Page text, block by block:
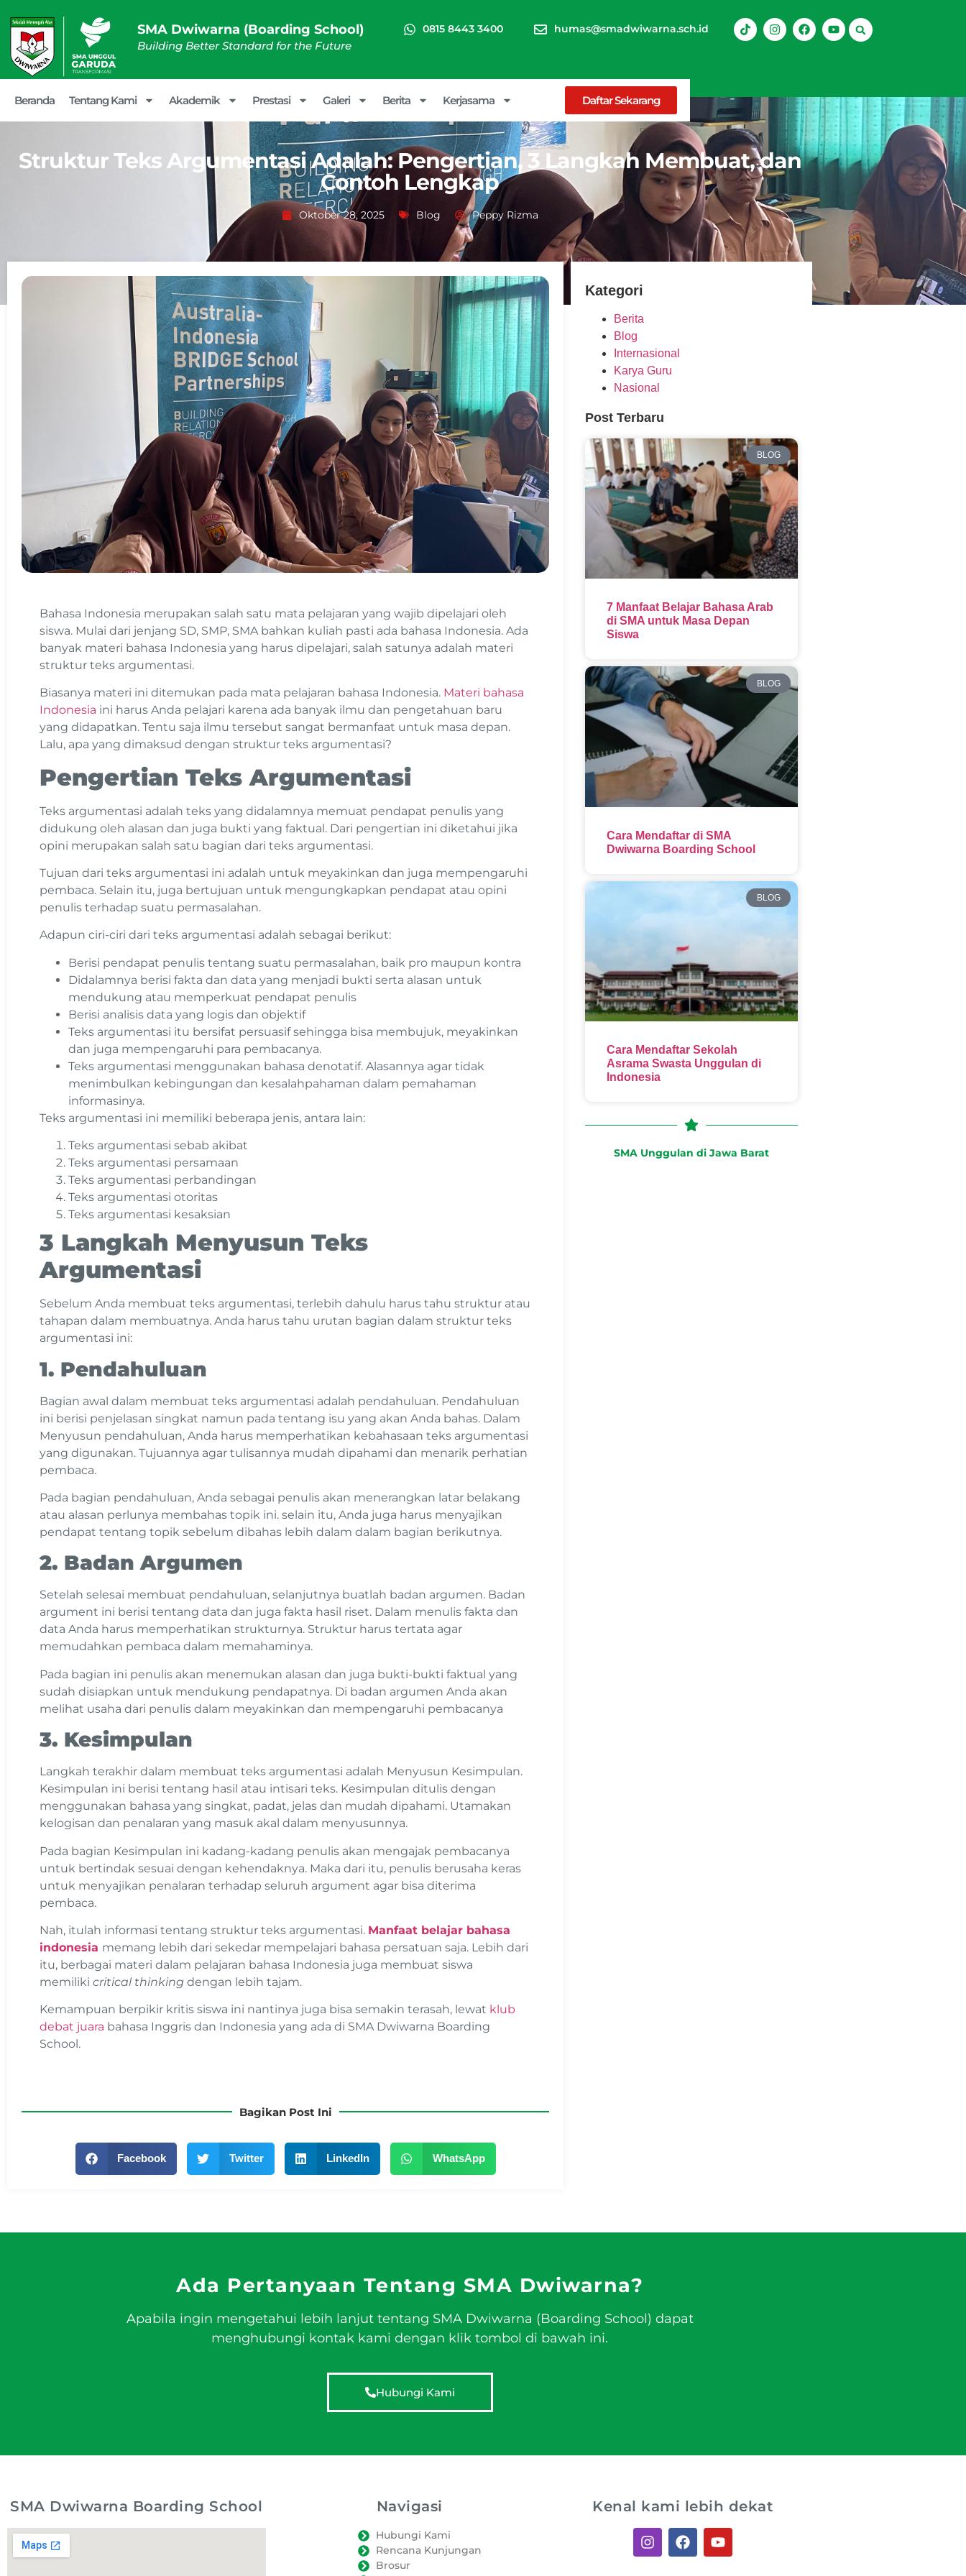
SMA Dwiwarna (Boarding School)
Building Better Standard for the Future
0815 8443 3400 humas@smadwiwarna.sch.id
Beranda Tentang Kami Akademik Prestasi Galeri Berita Kerjasama Daftar Sekarang
Struktur Teks Argumentasi Adalah: Pengertian, 3 Langkah Membuat, dan
Contoh Lengkap
Oktober 28, 2025 Blog Peppy Rizma
Bahasa Indonesia merupakan salah satu mata pelajaran yang wajib dipelajari oleh
siswa. Mulai dari jenjang SD, SMP, SMA bahkan kuliah pasti ada bahasa Indonesia. Ada
banyak materi bahasa Indonesia yang harus dipelajari, salah satunya adalah materi
struktur teks argumentasi.
Biasanya materi ini ditemukan pada mata pelajaran bahasa Indonesia. Materi bahasa
Indonesia ini harus Anda pelajari karena ada banyak ilmu dan pengetahuan baru
yang didapatkan. Tentu saja ilmu tersebut sangat bermanfaat untuk masa depan.
Lalu, apa yang dimaksud dengan struktur teks argumentasi?
Pengertian Teks Argumentasi
Teks argumentasi adalah teks yang didalamnya memuat pendapat penulis yang
didukung oleh alasan dan juga bukti yang faktual. Dari pengertian ini diketahui jika
opini merupakan salah satu bagian dari teks argumentasi.
Tujuan dari teks argumentasi ini adalah untuk meyakinkan dan juga mempengaruhi
pembaca. Selain itu, juga bertujuan untuk mengungkapkan pendapat atau opini
penulis terhadap suatu permasalahan.
Adapun ciri-ciri dari teks argumentasi adalah sebagai berikut:
Berisi pendapat penulis tentang suatu permasalahan, baik pro maupun kontra
Didalamnya berisi fakta dan data yang menjadi bukti serta alasan untuk
mendukung atau memperkuat pendapat penulis
Berisi analisis data yang logis dan objektif
Teks argumentasi itu bersifat persuasif sehingga bisa membujuk, meyakinkan
dan juga mempengaruhi para pembacanya.
Teks argumentasi menggunakan bahasa denotatif. Alasannya agar tidak
menimbulkan kebingungan dan kesalahpahaman dalam pemahaman
informasinya.
Teks argumentasi ini memiliki beberapa jenis, antara lain:
Teks argumentasi sebab akibat
Teks argumentasi persamaan
Teks argumentasi perbandingan
Teks argumentasi otoritas
Teks argumentasi kesaksian
3 Langkah Menyusun Teks
Argumentasi
Sebelum Anda membuat teks argumentasi, terlebih dahulu harus tahu struktur atau
tahapan dalam membuatnya. Anda harus tahu urutan bagian dalam struktur teks
argumentasi ini:
1. Pendahuluan
Bagian awal dalam membuat teks argumentasi adalah pendahuluan. Pendahuluan
ini berisi penjelasan singkat namun pada tentang isu yang akan Anda bahas. Dalam
Menyusun pendahuluan, Anda harus memperhatikan kebahasaan teks argumentasi
yang digunakan. Tujuannya agar tulisannya mudah dipahami dan menarik perhatian
pembaca.
Pada bagian pendahuluan, Anda sebagai penulis akan menerangkan latar belakang
atau alasan perlunya membahas topik ini. selain itu, Anda juga harus menyajikan
pendapat tentang topik sebelum dibahas lebih dalam dalam bagian berikutnya.
2. Badan Argumen
Setelah selesai membuat pendahuluan, selanjutnya buatlah badan argumen. Badan
argument ini berisi tentang data dan juga fakta hasil riset. Dalam menulis fakta dan
data Anda harus memperhatikan strukturnya. Struktur harus tertata agar
memudahkan pembaca dalam memahaminya.
Pada bagian ini penulis akan menemukan alasan dan juga bukti-bukti faktual yang
sudah disiapkan untuk mendukung pendapatnya. Di badan argumen Anda akan
melihat usaha dari penulis dalam meyakinkan dan mempengaruhi pembacanya
3. Kesimpulan
Langkah terakhir dalam membuat teks argumentasi adalah Menyusun Kesimpulan.
Kesimpulan ini berisi tentang hasil atau intisari teks. Kesimpulan ditulis dengan
menggunakan bahasa yang singkat, padat, jelas dan mudah dipahami. Utamakan
kelogisan dan penalaran yang masuk akal dalam menyusunnya.
Pada bagian Kesimpulan ini kadang-kadang penulis akan mengajak pembacanya
untuk bertindak sesuai dengan kehendaknya. Maka dari itu, penulis berusaha keras
untuk menyajikan penalaran terhadap seluruh argument agar bisa diterima
pembaca.
Nah, itulah informasi tentang struktur teks argumentasi. Manfaat belajar bahasa
indonesia memang lebih dari sekedar mempelajari bahasa persatuan saja. Lebih dari
itu, berbagai materi dalam pelajaran bahasa Indonesia juga membuat siswa
memiliki critical thinking dengan lebih tajam.
Kemampuan berpikir kritis siswa ini nantinya juga bisa semakin terasah, lewat klub
debat juara bahasa Inggris dan Indonesia yang ada di SMA Dwiwarna Boarding
School.
Bagikan Post Ini
Facebook Twitter LinkedIn WhatsApp
Kategori
Berita
Blog
Internasional
Karya Guru
Nasional
Post Terbaru
BLOG
7 Manfaat Belajar Bahasa Arab
di SMA untuk Masa Depan
Siswa
BLOG
Cara Mendaftar di SMA
Dwiwarna Boarding School
BLOG
Cara Mendaftar Sekolah
Asrama Swasta Unggulan di
Indonesia
SMA Unggulan di Jawa Barat
Ada Pertanyaan Tentang SMA Dwiwarna?
Apabila ingin mengetahui lebih lanjut tentang SMA Dwiwarna (Boarding School) dapat
menghubungi kontak kami dengan klik tombol di bawah ini.
Hubungi Kami
SMA Dwiwarna Boarding School Navigasi
Hubungi Kami
Rencana Kunjungan
Brosur
Kenal kami lebih dekat